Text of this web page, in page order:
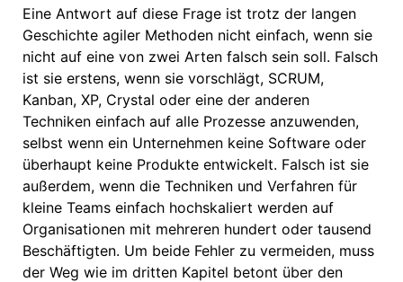
Eine Antwort auf diese Frage ist trotz der langen
Geschichte agiler Methoden nicht einfach, wenn sie
nicht auf eine von zwei Arten falsch sein soll. Falsch
ist sie erstens, wenn sie vorschlägt, SCRUM,
Kanban, XP, Crystal oder eine der anderen
Techniken einfach auf alle Prozesse anzuwenden,
selbst wenn ein Unternehmen keine Software oder
überhaupt keine Produkte entwickelt. Falsch ist sie
außerdem, wenn die Techniken und Verfahren für
kleine Teams einfach hochskaliert werden auf
Organisationen mit mehreren hundert oder tausend
Beschäftigten. Um beide Fehler zu vermeiden, muss
der Weg wie im dritten Kapitel betont über den